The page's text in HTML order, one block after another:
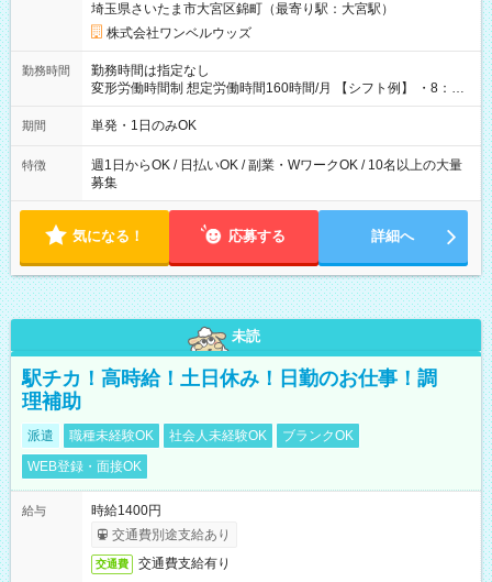
埼玉県さいたま市大宮区錦町（最寄り駅：大宮駅）
株式会社ワンベルウッズ
勤務時間
勤務時間は指定なし
変形労働時間制 想定労働時間160時間/月 【シフト例】 ・8：00
～21：00
期間 単発・1日のみOK
特徴
週1日からOK / 日払いOK / 副業・WワークOK / 10名以上の大量
募集
気になる！ 応募する 詳細へ
未読
駅チカ！高時給！土日休み！日勤のお仕事！調
理補助
派遣 職種未経験OK 社会人未経験OK
ブランクOK
WEB登録・面接OK
給与
時給1400円
交通費別途支給あり
交通費 交通費支給有り